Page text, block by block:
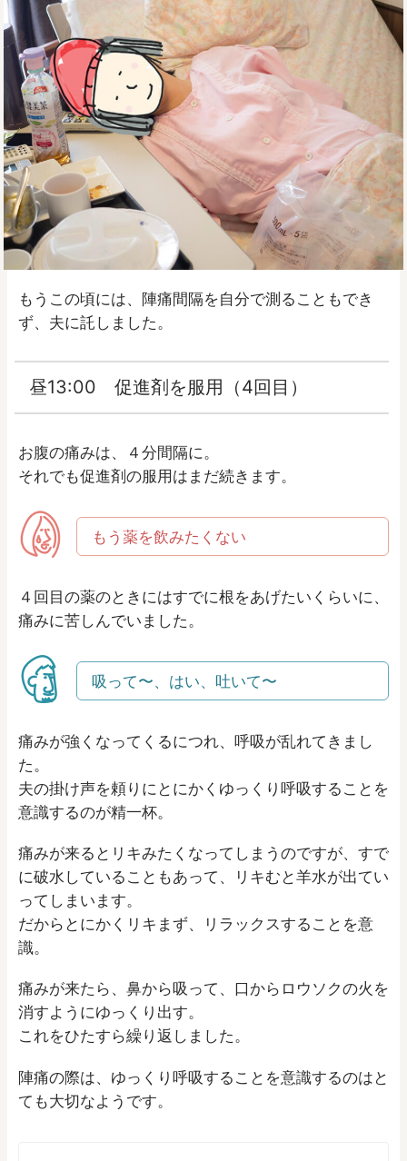
もうこの頃には、陣痛間隔を自分で測ることもでき
ず、夫に託しました。
昼13:00 促進剤を服用（4回目）
お腹の痛みは、４分間隔に。
それでも促進剤の服用はまだ続きます。
もう薬を飲みたくない
４回目の薬のときにはすでに根をあげたいくらいに、
痛みに苦しんでいました。
吸って〜、はい、吐いて〜
痛みが強くなってくるにつれ、呼吸が乱れてきまし
た。
夫の掛け声を頼りにとにかくゆっくり呼吸することを
意識するのが精一杯。
痛みが来るとリキみたくなってしまうのですが、すで
に破水していることもあって、リキむと羊水が出てい
ってしまいます。
だからとにかくリキまず、リラックスすることを意
識。
痛みが来たら、鼻から吸って、口からロウソクの火を
消すようにゆっくり出す。
これをひたすら繰り返しました。
陣痛の際は、ゆっくり呼吸することを意識するのはと
ても大切なようです。